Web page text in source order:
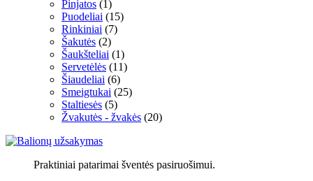
Pinjatos (1)
Puodeliai (15)
Rinkiniai (7)
Šakutės (2)
Šaukšteliai (1)
Servetėlės (11)
Šiaudeliai (6)
Smeigtukai (25)
Staltiesės (5)
Žvakutės - žvakės (20)
Praktiniai patarimai šventės pasiruošimui.